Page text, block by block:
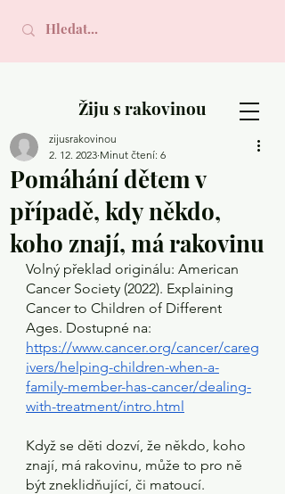
Žiju s rakovinou
Pomáhání dětem v
případě, kdy někdo,
koho znají, má rakovinu
zijusrakovinou
2. 12. 2023 Minut čtení: 6
Volný překlad originálu: American
Cancer Society (2022). Explaining
Cancer to Children of Different
Ages. Dostupné na:
https://www.cancer.org/cancer/careg
ivers/helping-children-when-a-
family-member-has-cancer/dealing-
with-treatment/intro.html
Když se děti dozví, že někdo, koho
znají, má rakovinu, může to pro ně
být zneklidňující, či matoucí.